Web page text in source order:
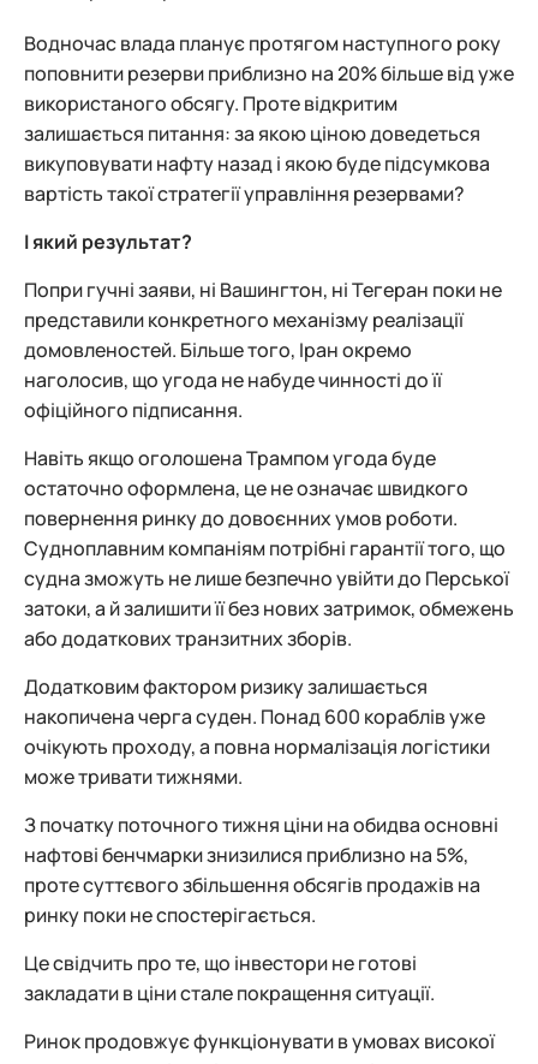
Водночас влада планує протягом наступного року
поповнити резерви приблизно на 20% більше від уже
використаного обсягу. Проте відкритим
залишається питання: за якою ціною доведеться
викуповувати нафту назад і якою буде підсумкова
вартість такої стратегії управління резервами?
І який результат?
Попри гучні заяви, ні Вашингтон, ні Тегеран поки не
представили конкретного механізму реалізації
домовленостей. Більше того, Іран окремо
наголосив, що угода не набуде чинності до її
офіційного підписання.
Навіть якщо оголошена Трампом угода буде
остаточно оформлена, це не означає швидкого
повернення ринку до довоєнних умов роботи.
Судноплавним компаніям потрібні гарантії того, що
судна зможуть не лише безпечно увійти до Перської
затоки, а й залишити її без нових затримок, обмежень
або додаткових транзитних зборів.
Додатковим фактором ризику залишається
накопичена черга суден. Понад 600 кораблів уже
очікують проходу, а повна нормалізація логістики
може тривати тижнями.
З початку поточного тижня ціни на обидва основні
нафтові бенчмарки знизилися приблизно на 5%,
проте суттєвого збільшення обсягів продажів на
ринку поки не спостерігається.
Це свідчить про те, що інвестори не готові
закладати в ціни стале покращення ситуації.
Ринок продовжує функціонувати в умовах високої